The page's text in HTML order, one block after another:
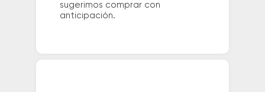
sugerimos comprar con
anticipación.